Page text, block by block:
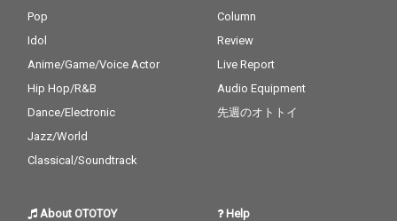
Pop
Idol
Anime/Game/Voice Actor
Hip Hop/R&B
Dance/Electronic
Jazz/World
Classical/Soundtrack
Column
Review
Live Report
Audio Equipment
先週のオトトイ
About OTOTOY Help